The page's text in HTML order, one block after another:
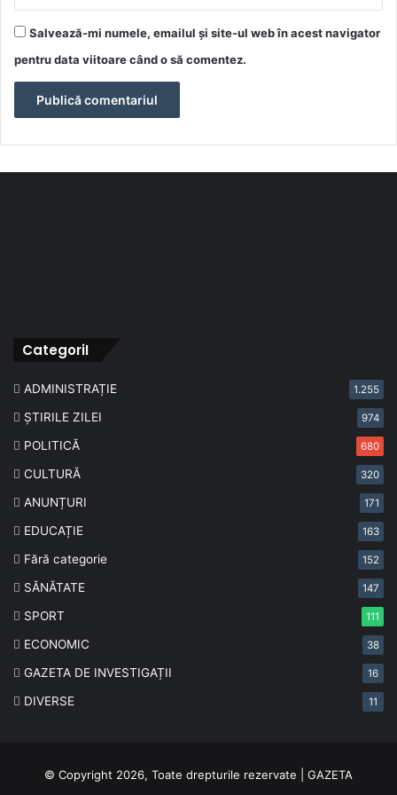
Salvează-mi numele, emailul și site-ul web în acest navigator
pentru data viitoare când o să comentez.
CategoriI
ADMINISTRAȚIE 1.255
ȘTIRILE ZILEI 974
POLITICĂ 680
CULTURĂ 320
ANUNȚURI 171
EDUCAȚIE 163
Fără categorie 152
SĂNĂTATE 147
SPORT 111
ECONOMIC 38
GAZETA DE INVESTIGAȚII 16
DIVERSE 11
© Copyright 2026, Toate drepturile rezervate | GAZETA